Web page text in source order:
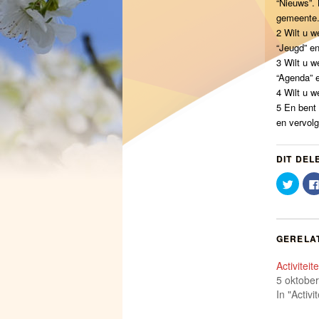
gemeente.
2 Wilt u
“Jeugd”
3 Wilt u
“Agenda”
4 Wilt u
5 En bent
en
DIT
Klik
om
in
5
In